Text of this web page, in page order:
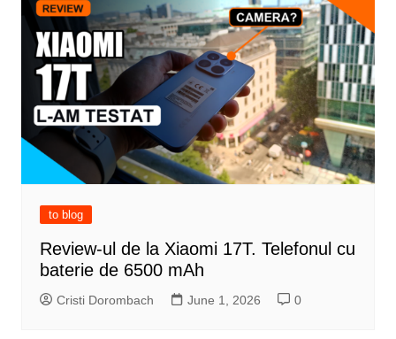
to blog
Review-ul de la Xiaomi 17T. Telefonul cu
baterie de 6500 mAh
Cristi Dorombach June 1, 2026 0